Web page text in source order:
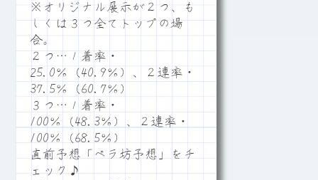
※オリジナル展示が２つ、も
しくは３つ全てトップの場
合。
２つ…１着率・
25.0％（40.9％）、２連率・
37.5％（60.7％）
３つ…１着率・
100％（48.3％）、２連率・
100％（68.5％）
直前予想「ペラ坊予想」をチ
ェック♪